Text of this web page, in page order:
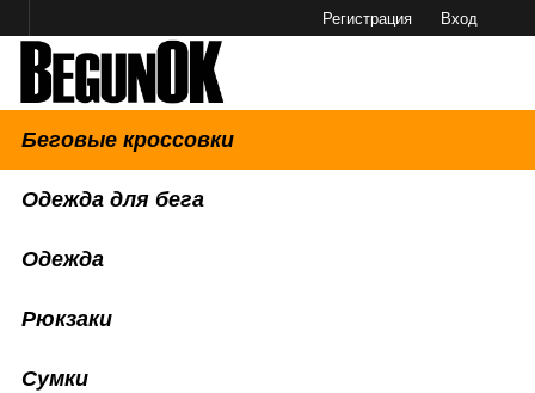
Регистрация Вход
Беговые кроссовки
Одежда для бега
Одежда
Рюкзаки
Сумки